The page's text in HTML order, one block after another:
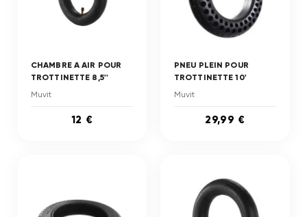
CHAMBRE A AIR POUR
TROTTINETTE 8,5''
Muvit
12 €
PNEU PLEIN POUR
TROTTINETTE 10'
Muvit
29,99 €